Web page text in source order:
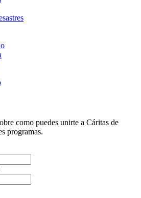
como puedes unirte a Cáritas de
programas.